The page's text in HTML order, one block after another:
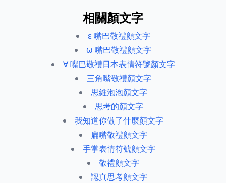
相關顏文字
ε 嘴巴敬禮顏文字
ω 嘴巴敬禮顏文字
∀ 嘴巴敬禮日本表情符號顏文字
三角嘴敬禮顏文字
思維泡泡顏文字
思考的顏文字
我知道你做了什麼顏文字
扁嘴敬禮顏文字
手掌表情符號顏文字
敬禮顏文字
認真思考顏文字